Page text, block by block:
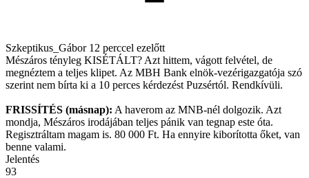
Szkeptikus_Gábor 12 perccel ezelőtt
Mészáros tényleg KISÉTÁLT? Azt hittem, vágott felvétel, de
megnéztem a teljes klipet. Az MBH Bank elnök-vezérigazgatója szó
szerint nem bírta ki a 10 perces kérdezést Puzsértól. Rendkívüli.
FRISSÍTÉS (másnap): A haverom az MNB-nél dolgozik. Azt
mondja, Mészáros irodájában teljes pánik van tegnap este óta.
Regisztráltam magam is. 80 000 Ft. Ha ennyire kiborította őket, van
benne valami.
Jelentés
93